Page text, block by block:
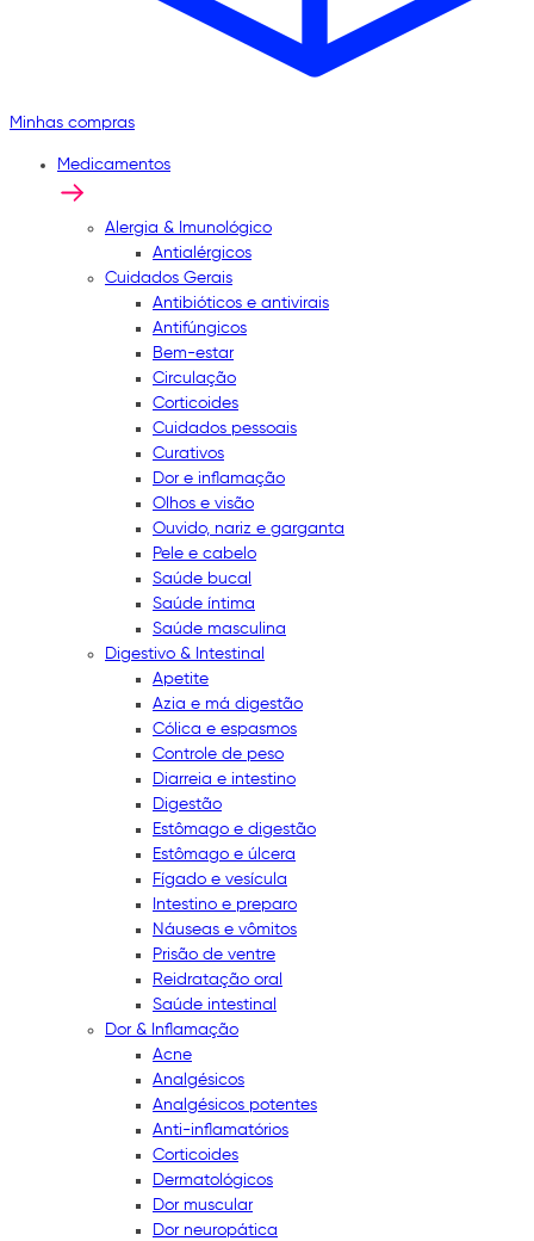
Minhas compras
Medicamentos
Alergia & Imunológico
Antialérgicos
Cuidados Gerais
Antibióticos e antivirais
Antifúngicos
Bem-estar
Circulação
Corticoides
Cuidados pessoais
Curativos
Dor e inflamação
Olhos e visão
Ouvido, nariz e garganta
Pele e cabelo
Saúde bucal
Saúde íntima
Saúde masculina
Digestivo & Intestinal
Apetite
Azia e má digestão
Cólica e espasmos
Controle de peso
Diarreia e intestino
Digestão
Estômago e digestão
Estômago e úlcera
Fígado e vesícula
Intestino e preparo
Náuseas e vômitos
Prisão de ventre
Reidratação oral
Saúde intestinal
Dor & Inflamação
Acne
Analgésicos
Analgésicos potentes
Anti-inflamatórios
Corticoides
Dermatológicos
Dor muscular
Dor neuropática